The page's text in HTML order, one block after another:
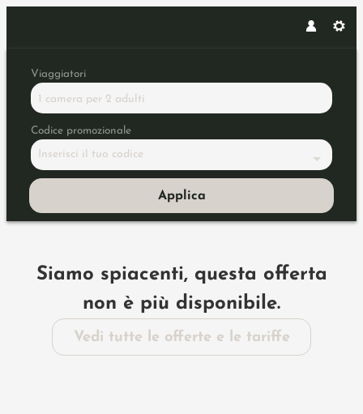
Viaggiatori
1 camera per 2 adulti
Codice promozionale
Inserisci il tuo codice
Applica
Dettagli dell'offerta
Siamo spiacenti, questa offerta
non è più disponibile.
Vedi tutte le offerte e le tariffe